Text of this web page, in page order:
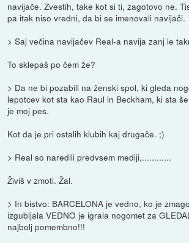
navijače. Zvestih, take kot si ti, zagotovo ne.
pa itak niso vredni, da bi se imenovali navijači.
> Saj večina navijačev Real-a navija zanj le
To sklepaš po čem že?
> Da ne bi pozabili na ženski spol, ki gleda
lepotcev kot sta kao Raul in Beckham, ki sta
je moj pes.
Kot da je pri ostalih klubih kaj drugače. ;)
> Real so naredili predvsem mediji,............
Živiš v zmoti. Žal.
> In bistvo: BARCELONA je vedno, ko je
izgubljala VEDNO je igrala nogomet za
najbolj pomembno!!!